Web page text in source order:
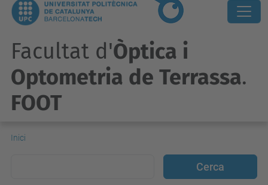
Facultat d'Òptica i
Optometria de Terrassa.
FOOT
Inici